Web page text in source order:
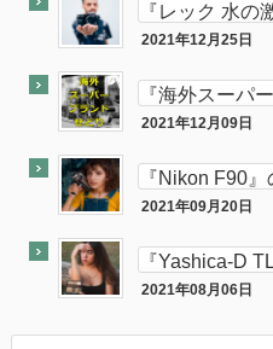
『レック 水の
のカビが簡単
2021年12月25日
『海外スーパ
ナラに出品致
2021年12月09日
『Nikon F90
解・修理してみ
2021年09月20日
『Yashica-D
カメラが売れま
2021年08月06日